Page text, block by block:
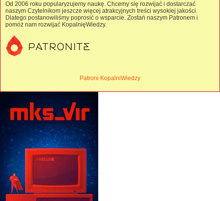
Od 2006 roku popularyzujemy naukę. Chcemy się rozwijać i dostarczać
naszym Czytelnikom jeszcze więcej atrakcyjnych treści wysokiej jakości.
Dlatego postanowiliśmy poprosić o wsparcie. Zostań naszym Patronem i
pomóż nam rozwijać KopalnięWiedzy.
Patroni KopalniWiedzy